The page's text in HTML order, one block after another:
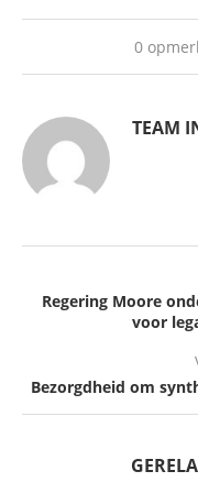
0
TEAM
Regering Moore
voor
Bezorgdheid om